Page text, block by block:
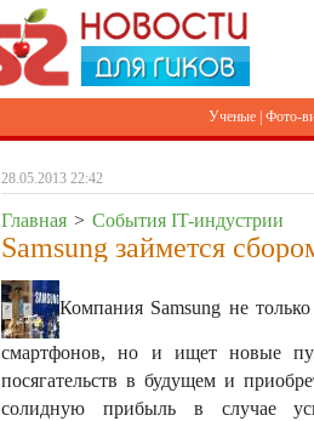
Ученые Фото-
28.05.2013 22:42
Главная > События IT-индустрии
Samsung займется
Компания Samsung не
смартфонов, но и ищет новые
посягательств в будущем и
солидную прибыль в случае